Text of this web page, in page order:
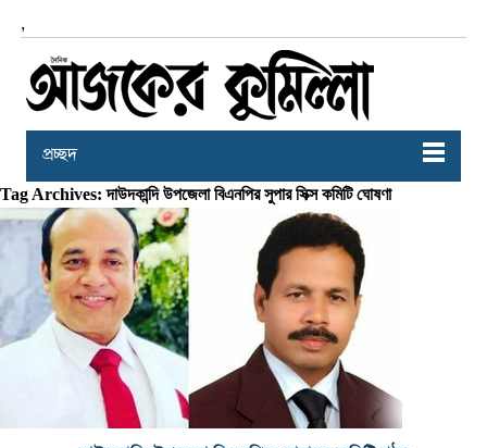
,
প্রচ্ছদ
Tag Archives: দাউদকান্দি উপজেলা বিএনপির সুপার সিক্স কমিটি ঘোষণা